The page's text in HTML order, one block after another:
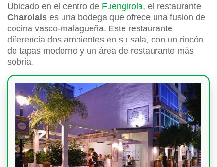
Ubicado en el centro de Fuengirola, el restaurante
Charolais es una bodega que ofrece una fusión de
cocina vasco-malagueña. Este restaurante
diferencia dos ambientes en su sala, con un rincón
de tapas moderno y un área de restaurante más
sobria.